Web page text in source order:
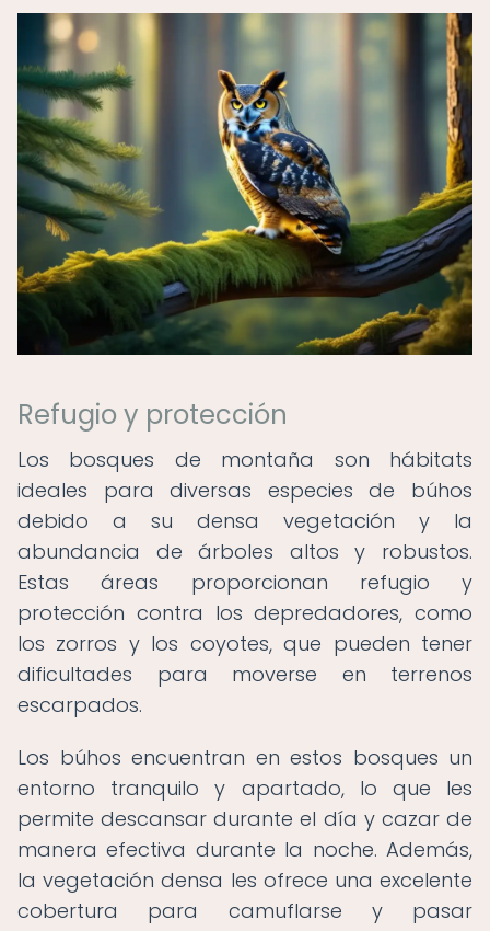
Refugio y protección
Los bosques de montaña son hábitats
ideales para diversas especies de búhos
debido a su densa vegetación y la
abundancia de árboles altos y robustos.
Estas áreas proporcionan refugio y
protección contra los depredadores, como
los zorros y los coyotes, que pueden tener
dificultades para moverse en terrenos
escarpados.
Los búhos encuentran en estos bosques un
entorno tranquilo y apartado, lo que les
permite descansar durante el día y cazar de
manera efectiva durante la noche. Además,
la vegetación densa les ofrece una excelente
cobertura para camuflarse y pasar